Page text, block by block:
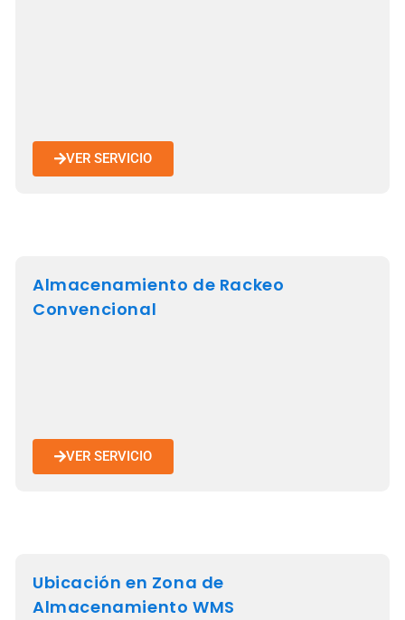
VER SERVICIO
Almacenamiento de Rackeo
Convencional
VER SERVICIO
Ubicación en Zona de
Almacenamiento WMS